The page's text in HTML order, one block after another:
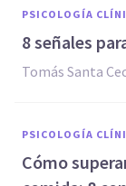
PSICOLOGÍA
8 señales
Tomás Santa
PSICOLOGÍA
Cómo